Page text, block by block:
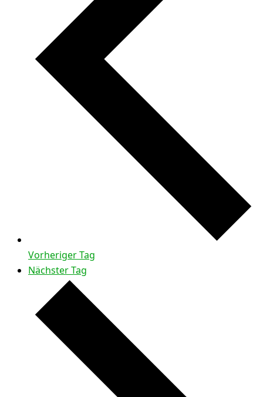
Vorheriger Tag
Nächster Tag